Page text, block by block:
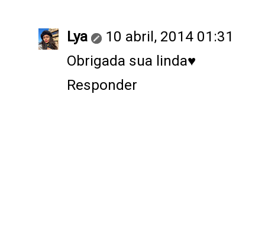
Lya
10 abril, 2014 01:31
Obrigada sua linda♥
Responder